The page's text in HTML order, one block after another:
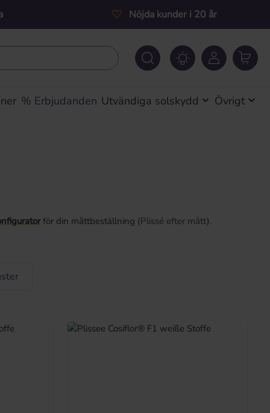
Nöjda kunder i 20 år
% Erbjudanden Utvändiga solskydd Övrigt
för din måttbeställning (Plissé efter mått).